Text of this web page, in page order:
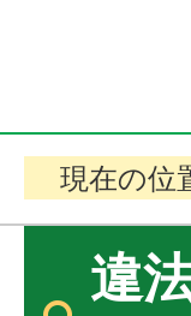
現在の位
違